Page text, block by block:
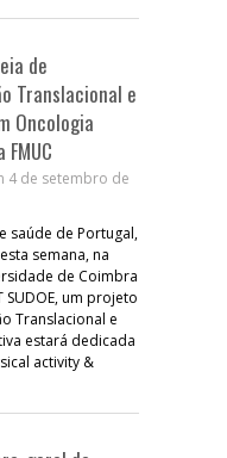
de
Translacional e
Oncologia
4 de setembro de
saúde de Portugal,
semana, na
de Coimbra
SUDOE, um projeto
Translacional e
estará dedicada
activity &